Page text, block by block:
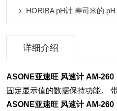
HORIBA pH计 寿司米的
详细介绍
ASONE亚速旺 风速计 AM-260
固定显示值的数据保持功能。
ASONE亚速旺 风速计 AM-260